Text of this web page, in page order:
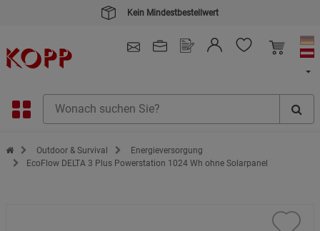
Kein Mindestbestellwert
Zur Startseite des Kopp Verlag Online-Shop
Outdoor & Survival
Energieversorgung
EcoFlow DELTA 3 Plus Powerstation 1024 Wh ohne Solarpanel